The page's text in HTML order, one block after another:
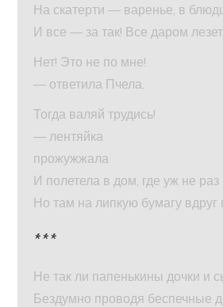
На скатерти — варенье, в
И все — за так! Все даром
Нет! Это не по мне!
— ответила Пчела.
Тогда валяй трудись!
— лентяйка
прожужжала
И полетела в дом, где уж не раз
Но там на липкую бумагу вдруг
***
Не так ли папенькины дочки и
Бездумно проводя беспечные